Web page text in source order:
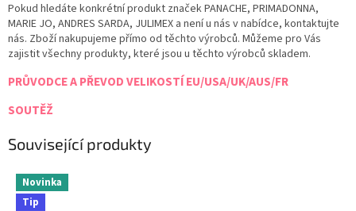
Pokud hledáte konkrétní produkt značek PANACHE, PRIMADONNA,
MARIE JO, ANDRES SARDA, JULIMEX a není u nás v nabídce, kontaktujte
nás. Zboží nakupujeme přímo od těchto výrobců. Můžeme pro Vás
zajistit všechny produkty, které jsou u těchto výrobců skladem.
PRŮVODCE A PŘEVOD VELIKOSTÍ EU/USA/UK/AUS/FR
SOUTĚŽ
Související produkty
Novinka
Tip